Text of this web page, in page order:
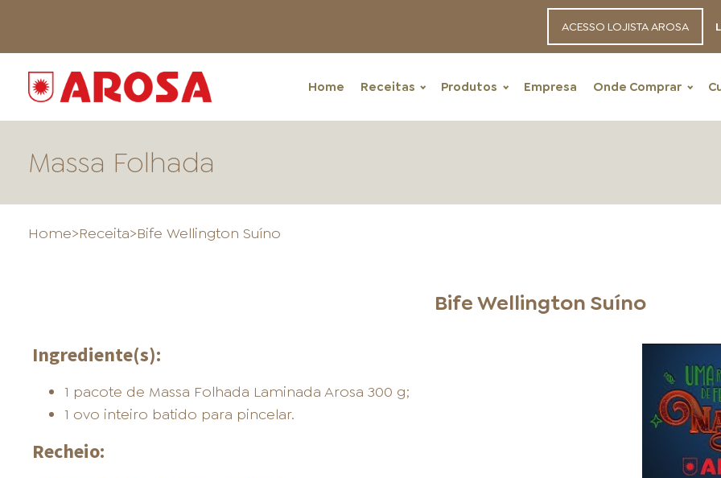
ACESSO LOJISTA AROSA
Home Receitas Produtos Empresa Onde Comprar
HOME
ONDE COMPRAR
Massa Folhada
Home>Receita>Bife Wellington Suíno
Bife Wellington Suíno
Ingrediente(s):
1 pacote de Massa Folhada Laminada Arosa 300 g;
1 ovo inteiro batido para pincelar.
Recheio: